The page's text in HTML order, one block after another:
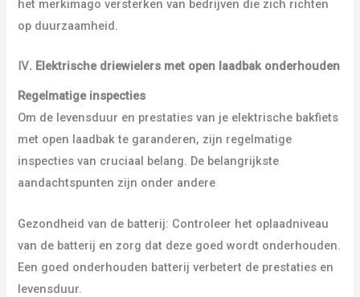
het merkimago versterken van bedrijven die zich richten
op duurzaamheid.
Ⅳ. Elektrische driewielers met open laadbak onderhouden
Regelmatige inspecties
Om de levensduur en prestaties van je elektrische bakfiets
met open laadbak te garanderen, zijn regelmatige
inspecties van cruciaal belang. De belangrijkste
aandachtspunten zijn onder andere
Gezondheid van de batterij: Controleer het oplaadniveau
van de batterij en zorg dat deze goed wordt onderhouden.
Een goed onderhouden batterij verbetert de prestaties en
levensduur.